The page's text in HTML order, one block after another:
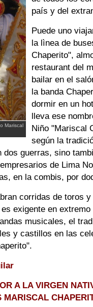
Mariscal
país y del
Puede uno
la lìnea de
Chaperito",
restaurant del
bailar en el
la banda
dormir en un
lleva ese
Niño "Mariscal
según la
guerras, sino
de Lima
en la combis, por
corridas de toros
exigente en
musicales, el
y castillos en las
A LA VIRGEN
MARISCAL